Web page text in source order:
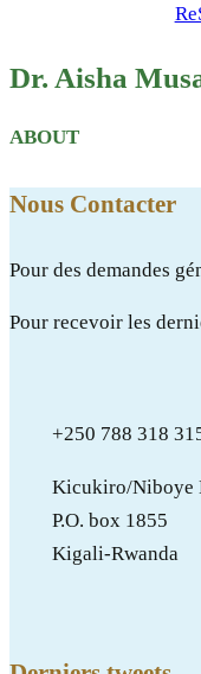
Dr. Aisha
ABOUT
Nous Contacter
Pour des demandes
Pour recevoir les
+250 788 318
Kicukiro/Niboye
P.O. box 1855
Kigali-Rwanda